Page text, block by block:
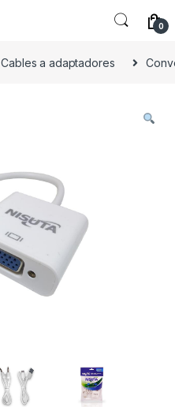
0
Cables a adaptadores